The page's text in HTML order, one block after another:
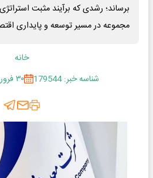
برساند؛ رشدی که برآیند مثبت
مجموعه در مسیر توسعه و پایداری
خانه
شناسه خبر: 179544
۳۰ فروردین ۱۴۰۴